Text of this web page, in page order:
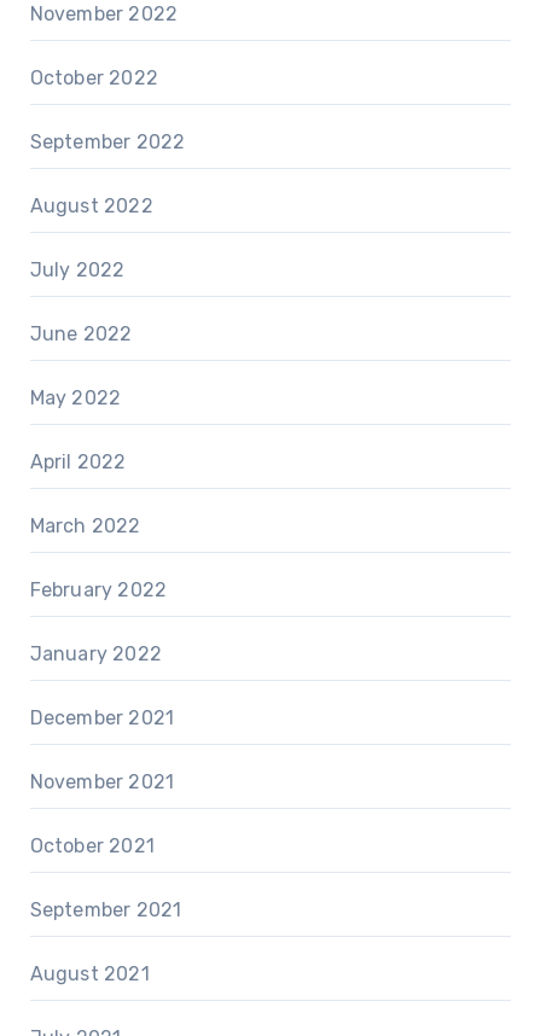
November 2022
October 2022
September 2022
August 2022
July 2022
June 2022
May 2022
April 2022
March 2022
February 2022
January 2022
December 2021
November 2021
October 2021
September 2021
August 2021